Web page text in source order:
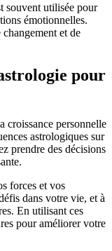
souvent utilisée pour
émotionnelles.
et de
pour
croissance personnelle
astrologiques sur
prendre des décisions
forces et vos
dans votre vie, et à
En utilisant ces
pour améliorer votre